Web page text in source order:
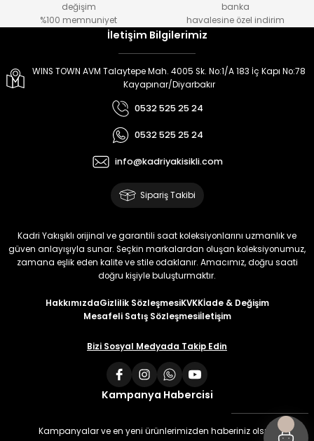
değişim
%100 memnuniyet
banka
havalesine özel indirim
İletişim Bilgilerimiz
WINS TOWN AVM Talaytepe Mah. 4005 Sk. No:1/A 183 İç Kapı No:78
Kayapınar/Diyarbakır
0532 525 25 24
0532 525 25 24
info@kadriyakisikli.com
Sipariş Takibi
Kadri Yakışıklı orijinal ve garantili saat koleksiyonlarını uzmanlık ve
güven anlayışıyla sunar. Seçkin markalardan oluşan koleksiyonumuz,
zamana eşlik eden kalite ve stile odaklanır. Amacımız, doğru saati
doğru kişiyle buluşturmaktır.
HakkımızdaGizlilik SözleşmesiKVKKİade & Değişim
Mesafeli Satış Sözleşmesiİletişim
Bizi Sosyal Medyada Takip Edin
Kampanya Habercisi
Kampanyalar ve en yeni ürünlerimizden haberiniz olsun